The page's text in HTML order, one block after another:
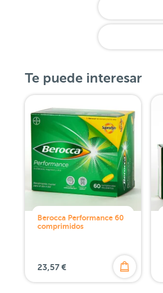
Te puede interesar
Berocca Performance 60
comprimidos
23,57 €